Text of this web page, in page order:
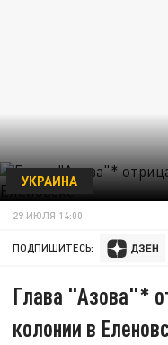
УКРАИНА
29 ИЮЛЯ 14:00
ПОДПИШИТЕСЬ:
Глава "Азова"*
колонии в